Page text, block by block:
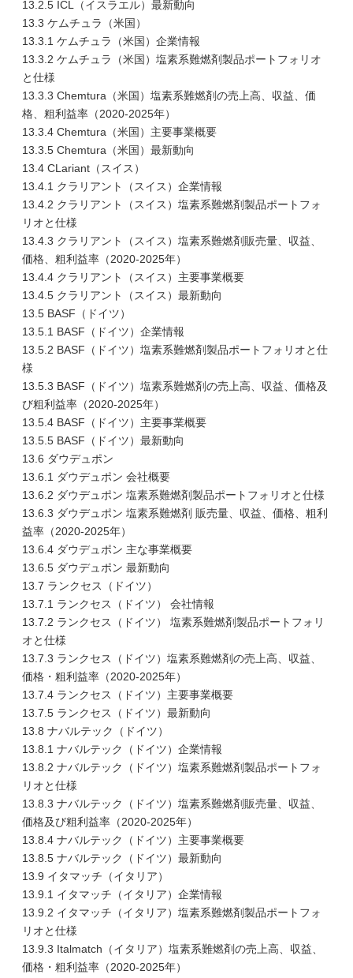
13.2.5 ICL（イスラエル）最新動向
13.3 ケムチュラ（米国）
13.3.1 ケムチュラ（米国）企業情報
13.3.2 ケムチュラ（米国）塩素系難燃剤製品ポートフォリオ
と仕様
13.3.3 Chemtura（米国）塩素系難燃剤の売上高、収益、価
格、粗利益率（2020-2025年）
13.3.4 Chemtura（米国）主要事業概要
13.3.5 Chemtura（米国）最新動向
13.4 CLariant（スイス）
13.4.1 クラリアント（スイス）企業情報
13.4.2 クラリアント（スイス）塩素系難燃剤製品ポートフォ
リオと仕様
13.4.3 クラリアント（スイス）塩素系難燃剤販売量、収益、
価格、粗利益率（2020-2025年）
13.4.4 クラリアント（スイス）主要事業概要
13.4.5 クラリアント（スイス）最新動向
13.5 BASF（ドイツ）
13.5.1 BASF（ドイツ）企業情報
13.5.2 BASF（ドイツ）塩素系難燃剤製品ポートフォリオと仕
様
13.5.3 BASF（ドイツ）塩素系難燃剤の売上高、収益、価格及
び粗利益率（2020-2025年）
13.5.4 BASF（ドイツ）主要事業概要
13.5.5 BASF（ドイツ）最新動向
13.6 ダウデュポン
13.6.1 ダウデュポン 会社概要
13.6.2 ダウデュポン 塩素系難燃剤製品ポートフォリオと仕様
13.6.3 ダウデュポン 塩素系難燃剤 販売量、収益、価格、粗利
益率（2020-2025年）
13.6.4 ダウデュポン 主な事業概要
13.6.5 ダウデュポン 最新動向
13.7 ランクセス（ドイツ）
13.7.1 ランクセス（ドイツ） 会社情報
13.7.2 ランクセス（ドイツ） 塩素系難燃剤製品ポートフォリ
オと仕様
13.7.3 ランクセス（ドイツ）塩素系難燃剤の売上高、収益、
価格・粗利益率（2020-2025年）
13.7.4 ランクセス（ドイツ）主要事業概要
13.7.5 ランクセス（ドイツ）最新動向
13.8 ナバルテック（ドイツ）
13.8.1 ナバルテック（ドイツ）企業情報
13.8.2 ナバルテック（ドイツ）塩素系難燃剤製品ポートフォ
リオと仕様
13.8.3 ナバルテック（ドイツ）塩素系難燃剤販売量、収益、
価格及び粗利益率（2020-2025年）
13.8.4 ナバルテック（ドイツ）主要事業概要
13.8.5 ナバルテック（ドイツ）最新動向
13.9 イタマッチ（イタリア）
13.9.1 イタマッチ（イタリア）企業情報
13.9.2 イタマッチ（イタリア）塩素系難燃剤製品ポートフォ
リオと仕様
13.9.3 Italmatch（イタリア）塩素系難燃剤の売上高、収益、
価格・粗利益率（2020-2025年）